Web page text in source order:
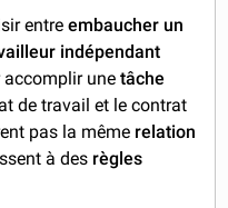
entreembaucher un
indépendant
accomplir une tâche
de travail et le contrat
pas la même relation
à des règles